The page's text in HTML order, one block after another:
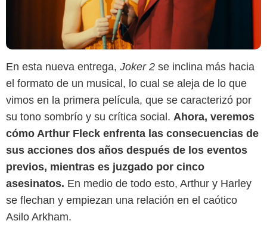
En esta nueva entrega, Joker 2 se inclina más hacia
el formato de un musical, lo cual se aleja de lo que
vimos en la primera película, que se caracterizó por
su tono sombrío y su crítica social. Ahora, veremos
cómo Arthur Fleck enfrenta las consecuencias de
sus acciones dos años después de los eventos
previos, mientras es juzgado por cinco
asesinatos. En medio de todo esto, Arthur y Harley
se flechan y empiezan una relación en el caótico
Asilo Arkham.